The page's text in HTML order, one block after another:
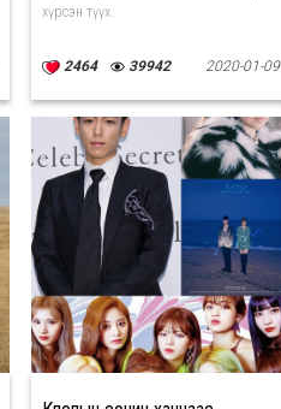
хүрсэн түүх.
2464 39942 2020-01-09